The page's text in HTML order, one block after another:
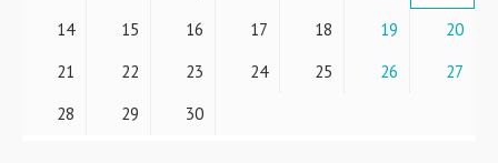
14
15 16 17 18 19
20
21
22 23 24 25 26
27
28
29 30